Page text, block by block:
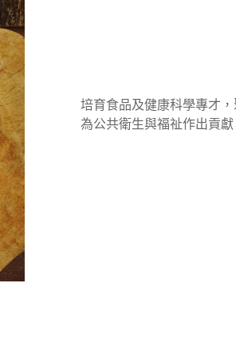
培育食品及健康科學專才
為公共衛生與福祉作出貢獻